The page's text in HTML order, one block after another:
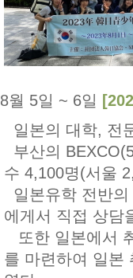
8월 5일 ~ 6일
일본의 대학, 전
부산의
수 4,100명(서울
일본유학 전반
에게서 직접 상담
또한 일본에서
를 마련하여 일본